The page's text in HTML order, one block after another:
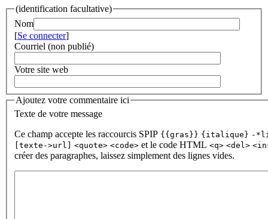
(identification facultative)
Nom
[Se connecter]
Courriel (non publié)
Votre site web
Ajoutez votre commentaire ici
Texte de votre message
Ce champ accepte les raccourcis SPIP {{gras}} {italique} -
[texte->url]
<quote> <code> et le code HTML <q> <del>
créer des paragraphes, laissez simplement des lignes vides.